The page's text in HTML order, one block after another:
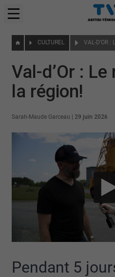
CULTUREL
Val-d’Or :
la région!
Sarah-Maude Garceau 29 juin 2026
Pendant 5